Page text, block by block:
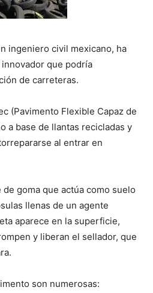
ingeniero civil mexicano, ha
que podría
de carreteras.
(Pavimento Flexible Capaz de
a base de llantas recicladas y
al entrar en
goma que actúa como suelo
llenas de un agente
aparece en la superficie,
y liberan el sellador, que
son numerosas: